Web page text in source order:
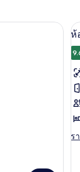
คิงไซส์ 1 เตียง, วิวสวเ
ภ
ทั้
ข
ดี
ลั
ห้
ร
ร